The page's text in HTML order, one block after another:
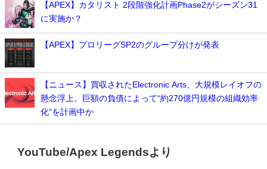
【APEX】カタリスト 2段階強化計画Phase2がシーズン31
に実施か？
【APEX】プロリーグSP2のグループ分けが発表
【ニュース】買収されたElectronic Arts、大規模レイオフの
懸念浮上。巨額の負債によって“約270億円規模の組織効率
化”を計画中か
YouTube/Apex Legendsより